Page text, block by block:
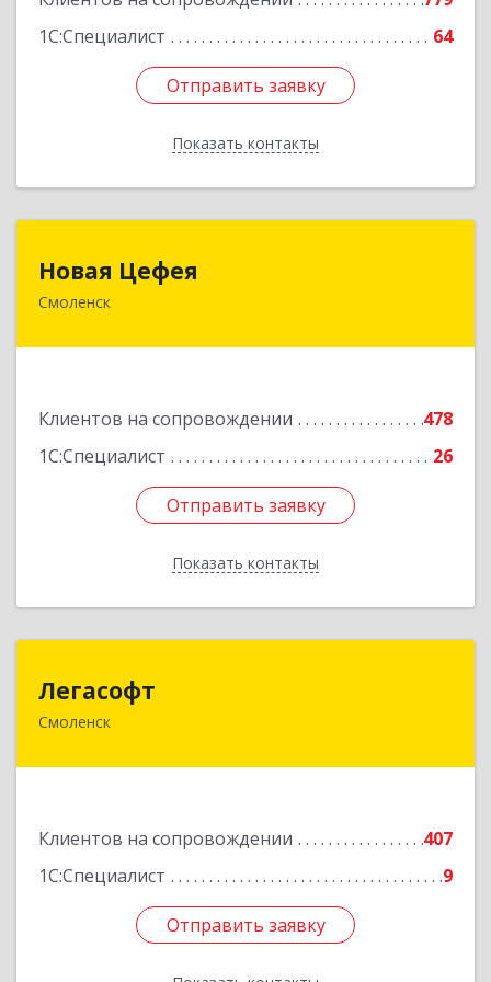
1С:Специалист
64
Отправить заявку
Показать контакты
Отправить заявку
Назад
Новая Цефея
Смоленск
Клиентов на сопровождении
478
1С:Специалист
26
Отправить заявку
Показать контакты
214018, Смоленская обл, Смоленск г, Раевского
Отправить заявку
Назад
Легасофт
Смоленск
Клиентов на сопровождении
407
1С:Специалист
9
Отправить заявку
214018, Смоленская обл, Смоленск г, Ново-
Отправить заявку